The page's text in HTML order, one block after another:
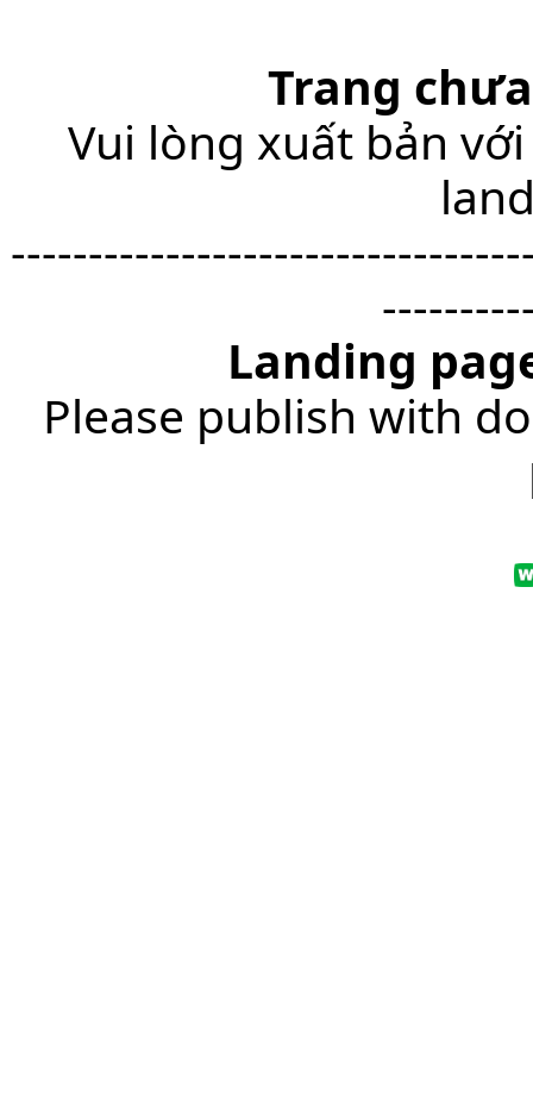
Trang
Vui lòng xuất bản
Landing
Please publish with